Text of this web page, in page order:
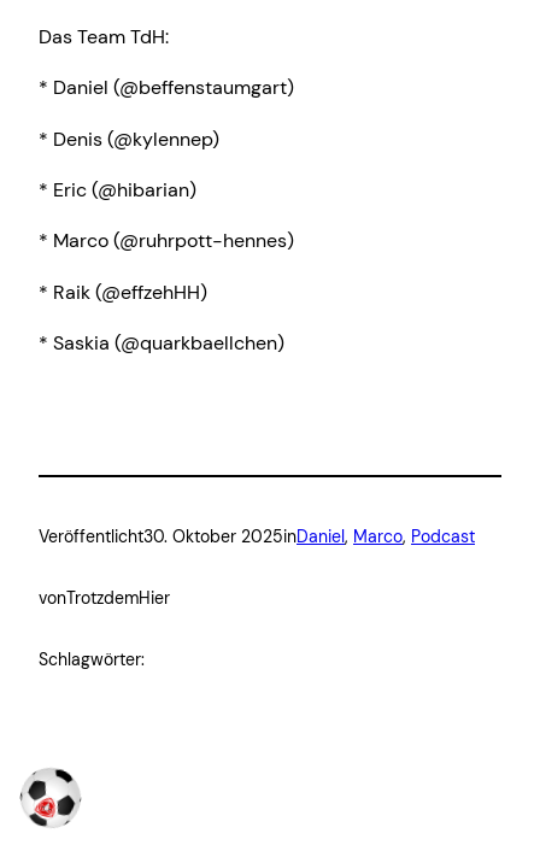
Das Team TdH:
* Daniel (@beffenstaumgart)
* Denis (@kylennep)
* Eric (@hibarian)
* Marco (@ruhrpott-hennes)
* Raik (@effzehHH)
* Saskia (@quarkbaellchen)
Veröffentlicht30. Oktober 2025inDaniel, Marco, Podcast
vonTrotzdemHier
Schlagwörter: